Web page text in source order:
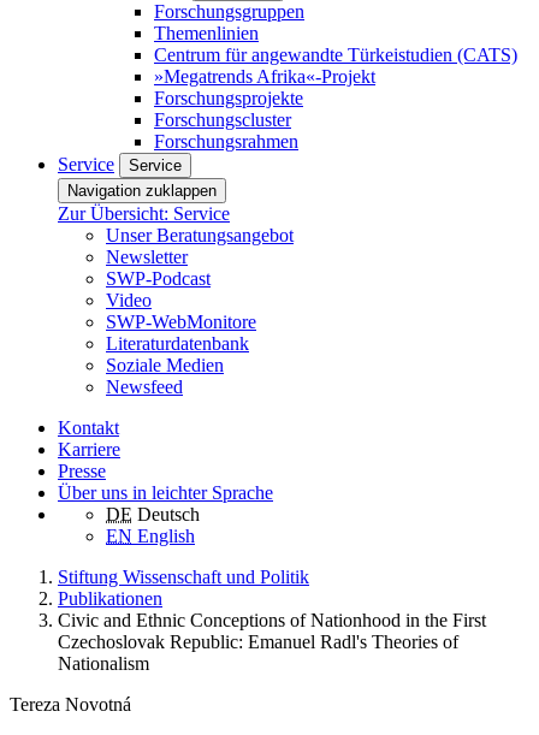
Forschungsgruppen
Themenlinien
Centrum für angewandte Türkeistudien (CATS)
»Megatrends Afrika«-Projekt
Forschungsprojekte
Forschungscluster
Forschungsrahmen
Service
Service
Navigation zuklappen
Zur Übersicht: Service
Unser Beratungsangebot
Newsletter
SWP-Podcast
Video
SWP-WebMonitore
Literaturdatenbank
Soziale Medien
Newsfeed
Kontakt
Karriere
Presse
Über uns in leichter Sprache
DE Deutsch
EN English
Stiftung Wissenschaft und Politik
Publikationen
Civic and Ethnic Conceptions of Nationhood in the First
Czechoslovak Republic: Emanuel Radl's Theories of
Nationalism
Tereza Novotná